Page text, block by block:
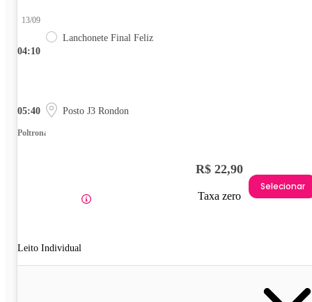
04:10
13/09
Lanchonete Final Feliz
05:40 Posto J3 Rondon
Poltrona
Leito Individual
R$ 22,90
Taxa zero
Selecionar